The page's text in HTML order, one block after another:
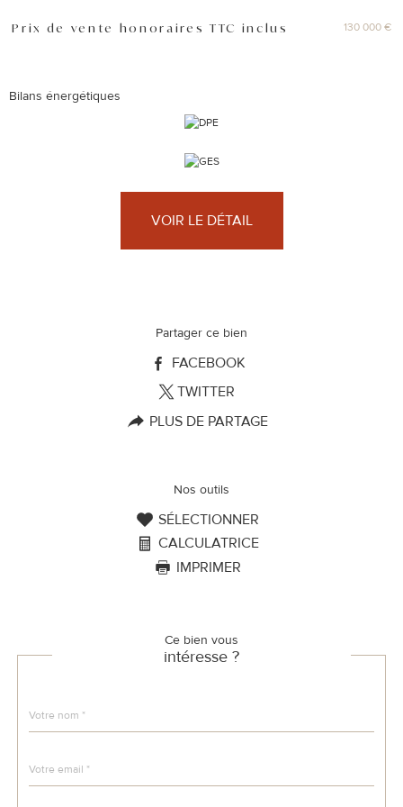
Caractéristiques Valeurs
Prix de vente honoraires TTC inclus 130 000 €
Bilans énergétiques
VOIR LE DÉTAIL
Partager ce bien
FACEBOOK
TWITTER
PLUS DE PARTAGE
Nos outils
SÉLECTIONNER
CALCULATRICE
IMPRIMER
Ce bien vous
intéresse ?
par
*
*